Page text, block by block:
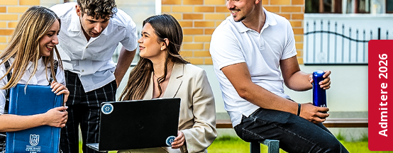
Admitere 2026